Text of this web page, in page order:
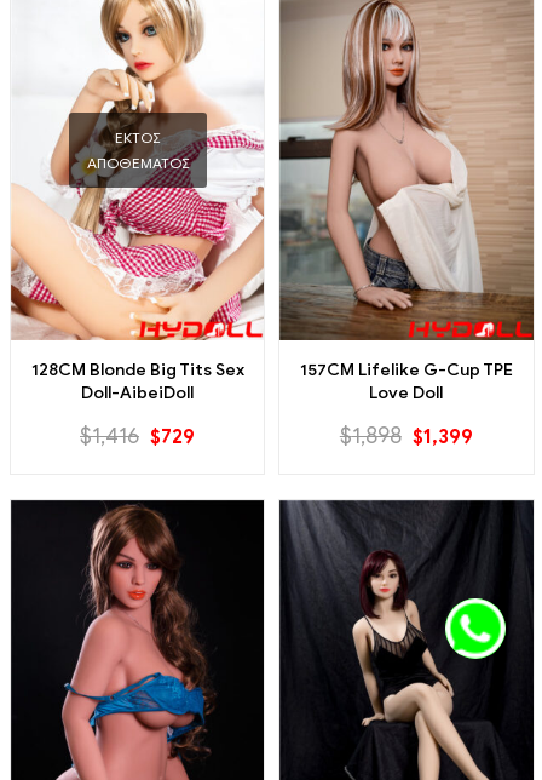
ΕΚΤΌΣ
ΑΠΟΘΈΜΑΤΟΣ
128CM Blonde Big Tits Sex
Doll-AibeiDoll
$1,416 $729
157CM Lifelike G-Cup TPE
Love Doll
$1,898 $1,399